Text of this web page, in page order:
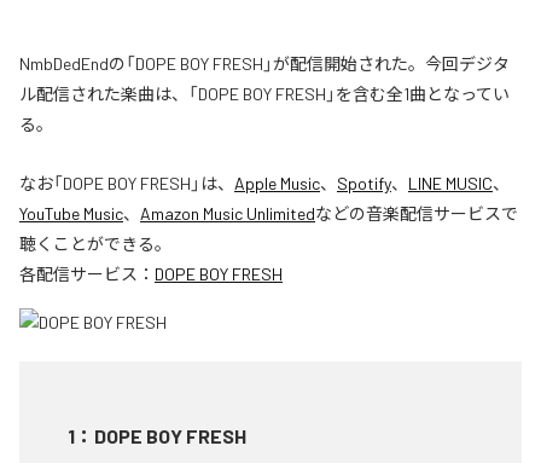
NmbDedEndの「DOPE BOY FRESH」が配信開始された。今回デジタ
ル配信された楽曲は、「DOPE BOY FRESH」を含む全1曲となってい
る。
なお「DOPE BOY FRESH 」は、 Apple Music、 Spotify、 LINE MUSIC、
YouTube Music、 Amazon Music Unlimitedなどの音楽配信サービスで
聴くことができる。
各配信サービス： DOPE BOY FRESH
1 ： DOPE BOY FRESH